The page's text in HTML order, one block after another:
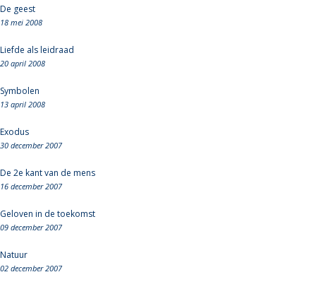
De geest
18 mei 2008
Liefde als leidraad
20 april 2008
Symbolen
13 april 2008
Exodus
30 december 2007
De 2e kant van de mens
16 december 2007
Geloven in de toekomst
09 december 2007
Natuur
02 december 2007